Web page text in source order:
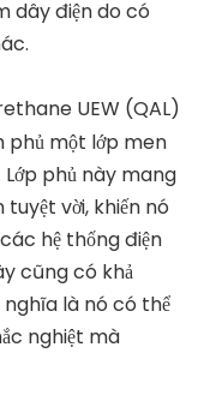
dây điện do có
UEW (QAL)
phủ một lớp men
phủ này mang
vời, khiến nó
hệ thống điện
cũng có khả
là nó có thể
nghiệt mà